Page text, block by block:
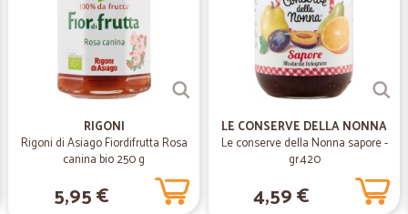
—
La mia valutazione
Ottimale sotto tutti gli aspetti si
spedizioni puntualissime in
— Carlo S.
Velocissimi e puntuali in più
Velocissimi e puntuali in più nel
RIGONI
Rigoni di Asiago Fiordifrutta Rosa
canina bio 250 g
5,95 €
LE CONSERVE DELLA NONNA
Le conserve della Nonna sapore -
gr.420
4,59 €